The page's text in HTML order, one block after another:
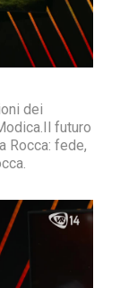
dei
futuro
Rocca: fede,